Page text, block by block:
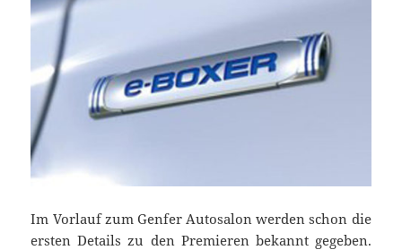
Im Vorlauf zum Genfer Autosalon werden schon die
ersten Details zu den Premieren bekannt gegeben.